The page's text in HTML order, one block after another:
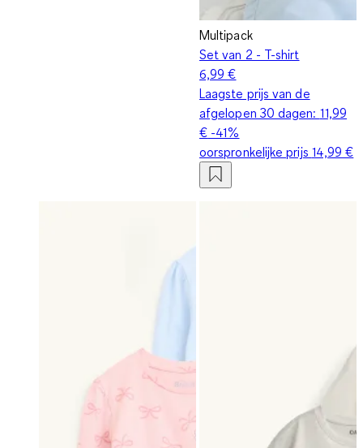
Multipack
Set van 2 - T-shirt
6,99 €
Laagste prijs van de
afgelopen 30 dagen: 11,99
€ -41%
oorspronkelijke prijs 14,99 €